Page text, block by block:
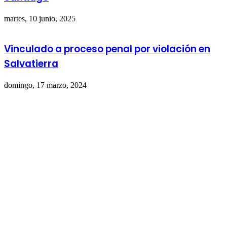
martes, 10 junio, 2025
Vinculado a proceso penal por violación en
Salvatierra
domingo, 17 marzo, 2024